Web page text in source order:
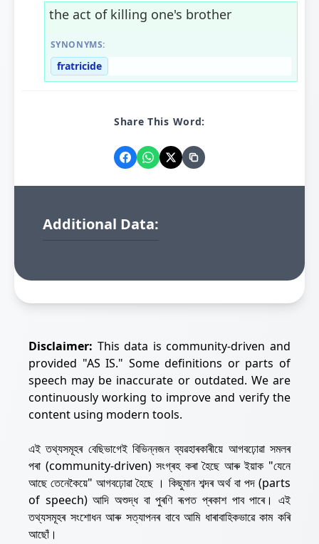
the act of killing one's brother
SYNONYMS:
fratricide
Share This Word:
Additional Data:
Disclaimer: This data is community-driven and
provided "AS IS." Some definitions or parts of
speech may be inaccurate or outdated. We are
continuously working to improve and verify the
content using modern tools.
এই তথ্যসমূহৰ বেছিভাগেই বিভিন্নজন ব্যৱহাৰকাৰীয়ে আগবঢ়োৱা সমলৰ
পৰা (community-driven) সংগ্ৰহ কৰা হৈছে আৰু ইয়াক "যেনে
আছে তেনেকৈয়ে" আগবঢ়োৱা হৈছে । কিছুমান শব্দৰ অৰ্থ বা পদ (parts
of speech) আদি অশুদ্ধ বা পুৰণি ৰূপত প্ৰকাশ পাব পাৰে। এই
তথ্যসমূহৰ সংশোধন আৰু সত্যাপনৰ বাবে আমি ধাৰাবাহিকভাৱে কাম কৰি
আছোঁ।